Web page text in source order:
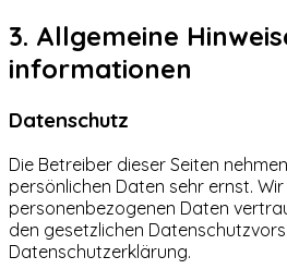
3. Allgemeine
informationen
Datenschutz
Die Betreiber dieser Seiten
persönlichen Daten sehr ernst.
personenbezogenen Daten
den gesetzlichen
Datenschutzerklärung.